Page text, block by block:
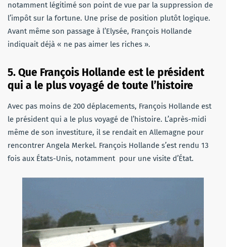
notamment légitimé son point de vue par la suppression de
l’impôt sur la fortune. Une prise de position plutôt logique.
Avant même son passage à l’Elysée, François Hollande
indiquait déjà « ne pas aimer les riches ».
5. Que François Hollande est le président
qui a le plus voyagé de toute l’histoire
Avec pas moins de 200 déplacements, François Hollande est
le président qui a le plus voyagé de l’histoire. L’après-midi
même de son investiture, il se rendait en Allemagne pour
rencontrer Angela Merkel. François Hollande s’est rendu 13
fois aux États-Unis, notamment pour une visite d’État.